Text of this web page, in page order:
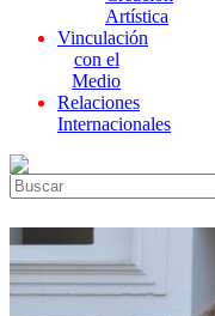
Artística
Vinculación
con el
Medio
Relaciones
Internacionales